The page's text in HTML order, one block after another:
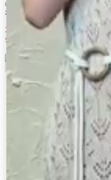
Ungrid
エスニックフラワーボリュームワンピース
10,450 円
50%OFF